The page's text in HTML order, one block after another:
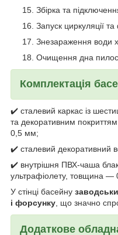
Збірка та
Запуск циркуляції та
Знезараження води
Очищення дна
Комплектація
✔️ сталевий каркас із
та декоративним
0,5 мм;
✔️ сталевий декоративний
✔️ внутрішня ПВХ-чаша
ультрафіолету, товщина —
У стінці басейну
і форсунку , що значно
Додаткове